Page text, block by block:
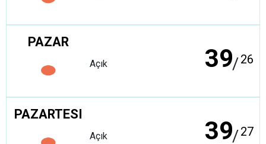
PAZAR
Açık 39/26
PAZARTESI
Açık 39/27